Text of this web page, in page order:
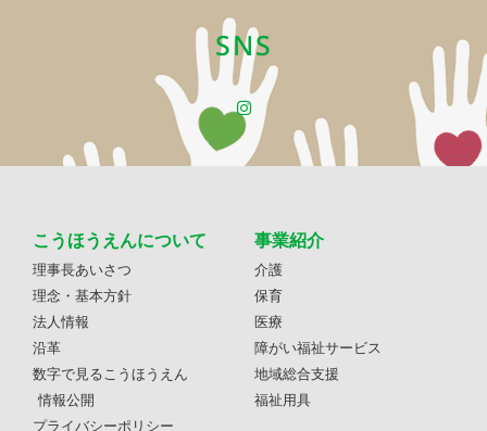
SNS
こうほうえんについて
理事長あいさつ
理念・基本方針
法人情報
沿革
数字で見るこうほうえん
情報公開
プライバシーポリシー
事業紹介
介護
保育
医療
障がい福祉サービス
地域総合支援
福祉用具